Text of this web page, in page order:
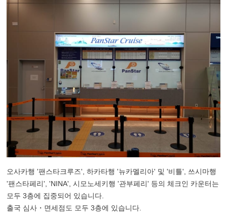
오사카행 '팬스타크루즈', 하카타행 '뉴카멜리아' 및 '비틀', 쓰시마행
'팬스타페리', 'NINA', 시모노세키행 '관부페리' 등의 체크인 카운터는
모두 3층에 집중되어 있습니다.
출국 심사・면세점도 모두 3층에 있습니다.